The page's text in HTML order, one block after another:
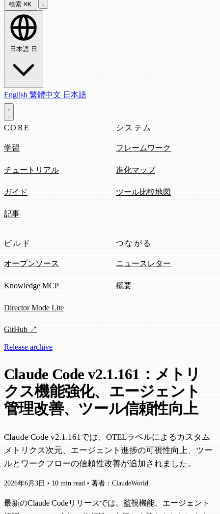
検索 ⌘K
日本語 日
English 繁體中文 日本語
CORE
学習
チュートリアル
ガイド
記事
システム
フレームワーク
進化マップ
ツール比較地図
ビルド
オープンソース
Knowledge MCP
Director Mode Lite
GitHub ↗
つながる
ニュースレター
概要
Release archive
Claude Code v2.1.161：メトリ
クス機能強化、エージェント
管理改善、ツール信頼性向上
Claude Code v2.1.161では、OTELラベルによるカスタム
メトリクス次元、エージェント進捗の可視性向上、ツー
ルとワークフローの信頼性改善が追加されました。
2026年6月3日 • 10 min read • 著者：ClaudeWorld
最新のClaude Codeリリースでは、監視機能、エージェント